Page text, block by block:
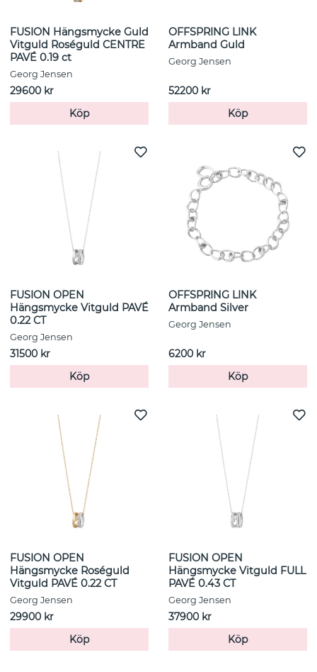
FUSION Hängsmycke Guld
Vitguld Roséguld CENTRE
PAVÉ 0.19 ct
Georg Jensen
29600 kr
Köp
OFFSPRING LINK
Armband Guld
Georg Jensen
52200 kr
Köp
FUSION OPEN
Hängsmycke Vitguld PAVÉ
0.22 CT
Georg Jensen
31500 kr
Köp
OFFSPRING LINK
Armband Silver
Georg Jensen
6200 kr
Köp
FUSION OPEN
Hängsmycke Roséguld
Vitguld PAVÉ 0.22 CT
Georg Jensen
29900 kr
Köp
FUSION OPEN
Hängsmycke Vitguld FULL
PAVÉ 0.43 CT
Georg Jensen
37900 kr
Köp